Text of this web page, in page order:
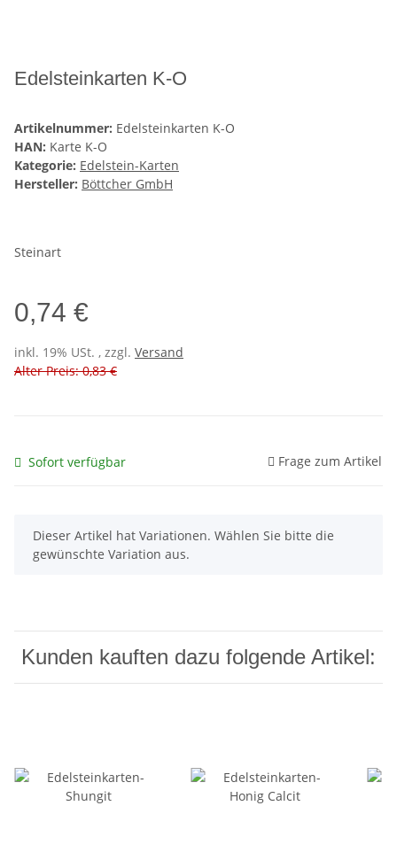
Edelsteinkarten K-O
Artikelnummer: Edelsteinkarten K-O
HAN: Karte K-O
Kategorie: Edelstein-Karten
Hersteller: Böttcher GmbH
Steinart
0,74 €
inkl. 19% USt. , zzgl. Versand
Alter Preis: 0,83 €
Sofort verfügbar Frage zum Artikel
x
Dieser Artikel hat Variationen. Wählen Sie bitte die
gewünschte Variation aus.
Kunden kauften dazu folgende Artikel: